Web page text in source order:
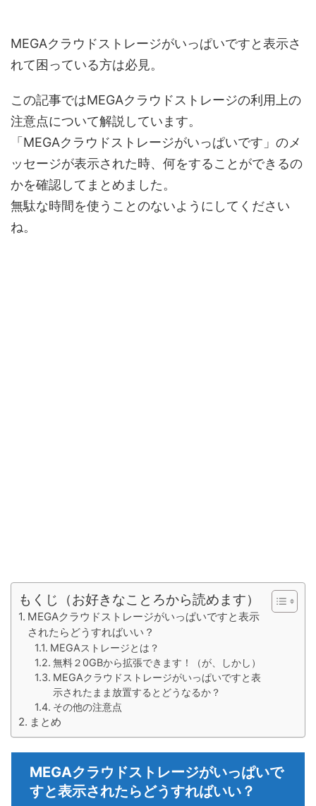
MEGAクラウドストレージがいっぱいですと表示さ
れて困っている方は必見。
この記事ではMEGAクラウドストレージの利用上の
注意点について解説しています。
「MEGAクラウドストレージがいっぱいです」のメ
ッセージが表示された時、何をすることができるの
かを確認してまとめました。
無駄な時間を使うことのないようにしてください
ね。
もくじ（お好きなことろから読めます）
MEGAクラウドストレージがいっぱいですと表示
されたらどうすればいい？
MEGAストレージとは？
無料２0GBから拡張できます！（が、しかし）
MEGAクラウドストレージがいっぱいですと表
示されたまま放置するとどうなるか？
その他の注意点
まとめ
MEGAクラウドストレージがいっぱいで
すと表示されたらどうすればいい？